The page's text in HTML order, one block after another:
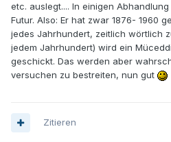
etc. auslegt.... In einigen
Futur. Also: Er hat zwar 1876- 1960
jedes Jahrhundert, zeitlich wörtlich
jedem Jahrhundert) wird ein
geschickt. Das werden aber
versuchen zu bestreiten, nun gut
Zitieren